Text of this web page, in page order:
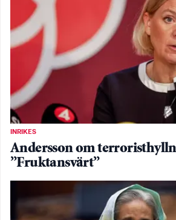
INRIKES
Andersson om
”Fruktansvärt”